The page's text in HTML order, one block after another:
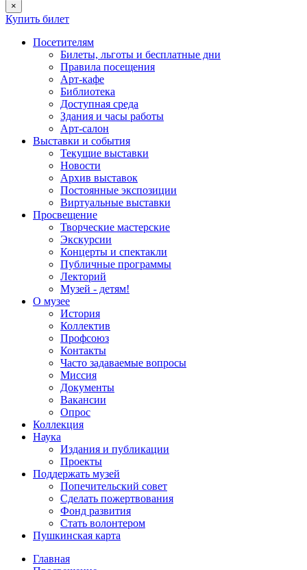
×
Купить билет
Посетителям
Билеты, льготы и бесплатные дни
Правила посещения
Арт-кафе
Библиотека
Доступная среда
Здания и часы работы
Арт-салон
Выставки и события
Текущие выставки
Новости
Архив выставок
Постоянные экспозиции
Виртуальные выставки
Просвещение
Творческие мастерские
Экскурсии
Концерты и спектакли
Публичные программы
Лекторий
Музей - детям!
О музее
История
Коллектив
Профсоюз
Контакты
Часто задаваемые вопросы
Миссия
Документы
Вакансии
Опрос
Коллекция
Наука
Издания и публикации
Проекты
Поддержать музей
Попечительский совет
Сделать пожертвования
Фонд развития
Стать волонтером
Пушкинская карта
Главная